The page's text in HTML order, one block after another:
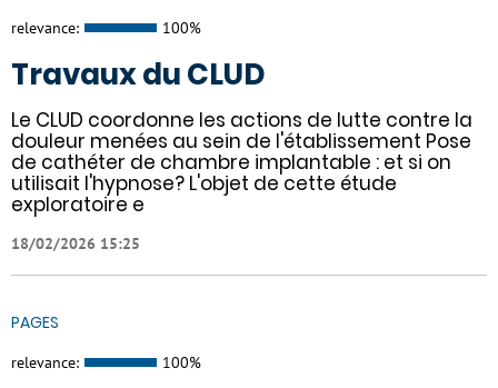
relevance: 100%
Travaux du CLUD
Le CLUD coordonne les actions de lutte contre la
douleur menées au sein de l'établissement Pose
de cathéter de chambre implantable : et si on
utilisait l'hypnose? L'objet de cette étude
exploratoire e
18/02/2026 15:25
PAGES
relevance: 100%